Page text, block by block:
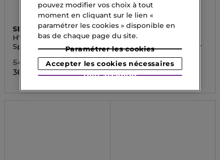
SENSAI
HYDRATING FIX MIST
Spray fixateur
54,90 CHF
36,80 CHF
KINGIRLS
KINGIRLS MASK
Hydrate-it Masque pour
le visage
2,80 CHF
pouvez modifier vos choix à tout
moment en cliquant sur le lien «
paramétrer les cookies » disponible en
bas de chaque page du site.
Paramétrer les cookies
Accepter les cookies nécessaires
Tout accepter